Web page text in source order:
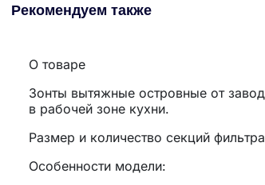
Рекомендуем также
О товаре
Зонты вытяжные островные от
в рабочей зоне кухни.
Размер и количество секций
Особенности модели: